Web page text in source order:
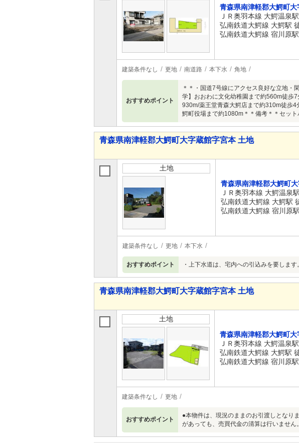
青森県南津軽郡大鰐町
ＪＲ奥羽本線 大鰐温泉
弘南鉄道大鰐線 大鰐駅
弘南鉄道大鰐線 宿川原
建築条件なし 更地 南道路 本下水 角地
おすすめポイント
＊＊・国道7号線にアクセス良好な立地・
学】おおわに文化幼稚園まで約560m徒歩
930m/薬王堂青森大鰐店まで約310m徒歩
鰐町役場まで約1080m＊＊備考＊＊セット
青森県南津軽郡大鰐町大字蔵館字宮本 土地
土地
青森県南津軽郡大鰐町
ＪＲ奥羽本線 大鰐温泉
弘南鉄道大鰐線 大鰐駅
弘南鉄道大鰐線 宿川原
建築条件なし 更地 本下水
おすすめポイント ・上下水道は、宅内への引込みを要しま
青森県南津軽郡大鰐町大字蔵館字宮本 土地
土地
青森県南津軽郡大鰐町
ＪＲ奥羽本線 大鰐温泉
弘南鉄道大鰐線 大鰐駅
弘南鉄道大鰐線 宿川原
建築条件なし 更地
おすすめポイント
●本物件は、現況のままのお引渡しとなり
があっても、売買代金の清算は行いません